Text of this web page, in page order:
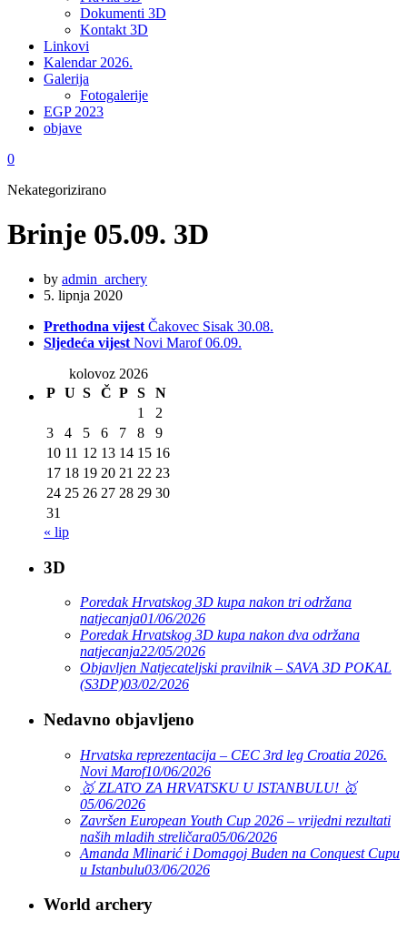
Dokumenti 3D
Kontakt 3D
Linkovi
Kalendar 2026.
Galerija
Fotogalerije
EGP 2023
objave
0
Nekategorizirano
Brinje 05.09. 3D
by admin_archery
5. lipnja 2020
Prethodna vijest Čakovec Sisak 30.08.
Sljedeća vijest Novi Marof 06.09.
kolovoz 2026
P U S Č P S
N
1
2
3
4 5 6 7 8
9
10 11 12 13 14 15 16
17 18 19 20 21 22 23
24 25 26 27 28 29 30
31
« lip
3D
Poredak Hrvatskog 3D kupa nakon tri održana
natjecanja01/06/2026
Poredak Hrvatskog 3D kupa nakon dva održana
natjecanja22/05/2026
Objavljen Natjecateljski pravilnik – SAVA 3D POKAL
(S3DP)03/02/2026
Nedavno objavljeno
Hrvatska reprezentacija – CEC 3rd leg Croatia 2026.
Novi Marof10/06/2026
🥇 ZLATO ZA HRVATSKU U ISTANBULU! 🥇
05/06/2026
Završen European Youth Cup 2026 – vrijedni rezultati
naših mladih streličara05/06/2026
Amanda Mlinarić i Domagoj Buden na Conquest Cupu
u Istanbulu03/06/2026
World archery